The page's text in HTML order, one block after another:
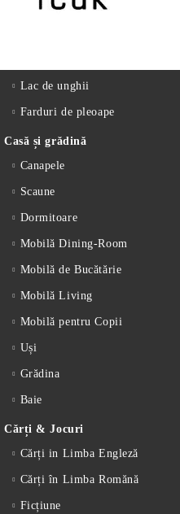
Lac de unghii
Farduri de pleoape
Casă și grădină
Canapele
Scaune
Dormitoare
Mobilă Dining-Room
Mobilă de Bucătărie
Mobilă Living
Mobilă pentru Copii
Uși
Grădina
Baie
Cărți & Jocuri
Cărți in Limba Engleză
Cărți în Limba Romănă
Ficțiune